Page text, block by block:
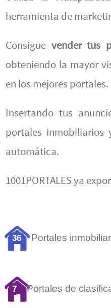
herramienta de
Consigue vender tus
obteniendo la mayor
en los mejores portales.
Insertando tus
portales inmobiliarios
automática.
1001PORTALES ya
36 Portales
7 Portales de